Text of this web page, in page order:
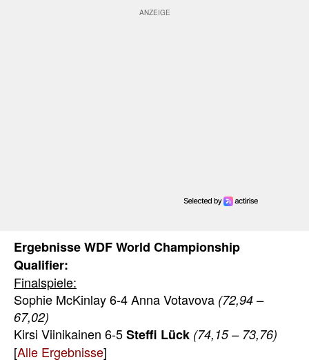
Ergebnisse WDF World Championship
Qualifier:
Finalspiele:
Sophie McKinlay 6-4 Anna Votavova (72,94 –
67,02)
Kirsi Viinikainen 6-5Steffi Lück (74,15 – 73,76)
[Alle Ergebnisse]